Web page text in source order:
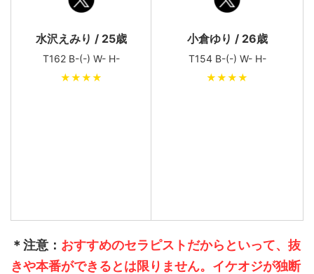
水沢えみり / 25歳
T162 B-(-) W- H-
★★★★
小倉ゆり / 26歳
T154 B-(-) W- H-
★★★★
＊注意： おすすめのセラピストだからといって、抜
きや本番ができるとは限りません。イケオジが独断